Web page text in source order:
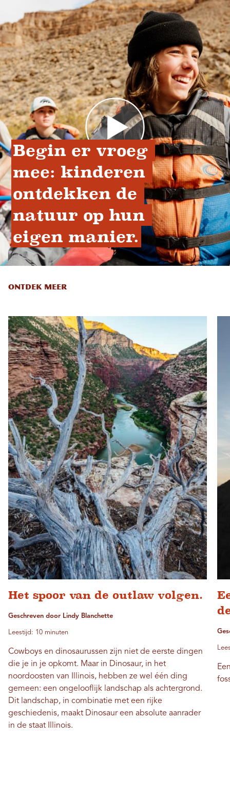
Begin er vroeg
mee: kinderen
ontdekken de
natuur op hun
eigen manier.
ONTDEK MEER
Het spoor van de outlaw volgen.
Geschreven door Lindy Blanchette
Leestijd: 10 minuten
Cowboys en dinosaurussen zijn niet de eerste dingen
die je in je opkomt. Maar in Dinosaur, in het
noordoosten van Illinois, hebben ze wel één ding
gemeen: een ongelooflijk landschap als achtergrond.
Dit landschap, in combinatie met een rijke
geschiedenis, maakt Dinosaur een absolute aanrader
in de staat Illinois.